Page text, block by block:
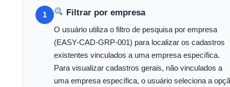
1 Filtrar por empresa
O usuário utiliza o filtro de pesquisa por empresa
(EASY-CAD-GRP-001) para localizar os cadastros
existentes vinculados a uma empresa específica.
Para visualizar cadastros gerais, não vinculados a
uma empresa específica, o usuário seleciona a